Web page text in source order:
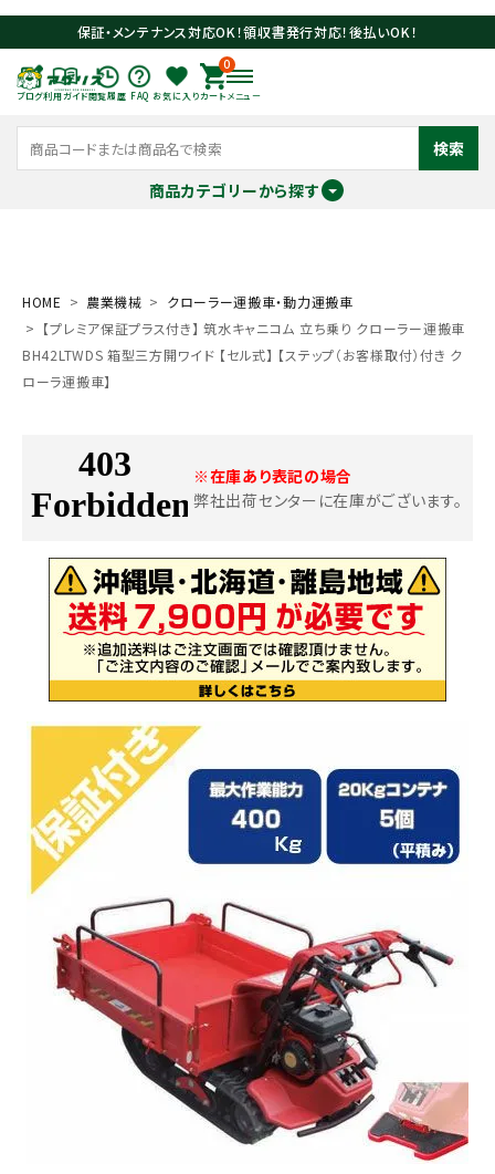
保証・メンテナンス対応OK！領収書発行対応！後払いOK！
ブログ利用ガイド閲覧履歴 FAQ お気に入り
0
カート メニュー
検索
商品カテゴリーから探す
search
閲覧履歴一覧
農業機械
補修部品
レンタル
ブログ
利用ガイド FAQ
HOME 農業機械
クローラー運搬車・動力運搬車
【プレミア保証プラス付き】 筑水キャニコム 立ち乗り クローラー運搬車
BH42LTWDS 箱型三方開ワイド 【セル式】 【ステップ（お客様取付）付き ク
ローラ運搬車】
※在庫あり表記の場合
弊社出荷センターに在庫がございます。